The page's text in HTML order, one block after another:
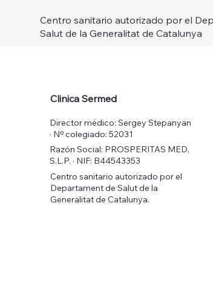
Centro sanitario autorizado por el
Salut de la Generalitat de Catalunya
Clinica Sermed
Director médico: Sergey Stepanyan
· Nº colegiado: 52031
Razón Social: PROSPERITAS MED,
S.L.P. · NIF: B44543353
Centro sanitario autorizado por el
Departament de Salut de la
Generalitat de Catalunya.